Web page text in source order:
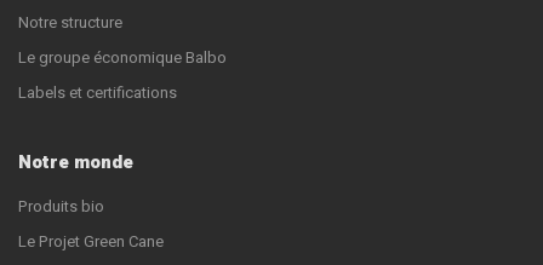
Notre structure
Le groupe économique Balbo
Labels et certifications
Notre monde
Produits bio
Le Projet Green Cane